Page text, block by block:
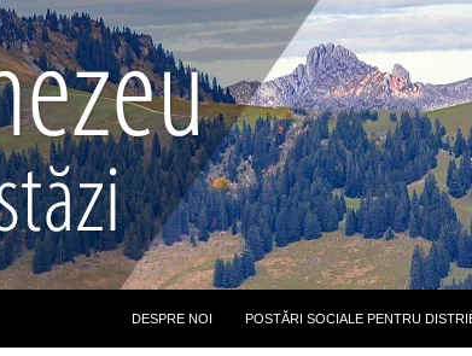
DESPRE NOI POSTĂRI SOCIALE PENTRU